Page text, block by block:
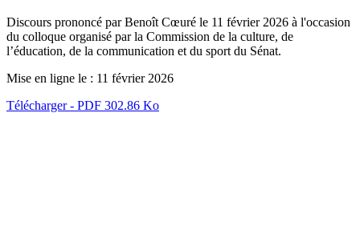
Discours prononcé par Benoît Cœuré le 11 février 2026 à l'occasion
du colloque organisé par la Commission de la culture, de
l’éducation, de la communication et du sport du Sénat.
Mise en ligne le : 11 février 2026
Télécharger - PDF 302.86 Ko